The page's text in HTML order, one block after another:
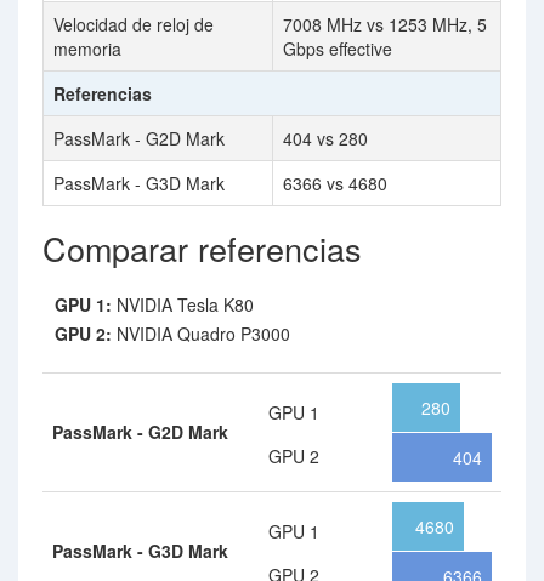
Velocidad de reloj de
memoria
7008 MHz vs 1253 MHz, 5
Gbps effective
Referencias
PassMark - G2D Mark
404 vs 280
PassMark - G3D Mark
6366 vs 4680
Comparar referencias
GPU 1: NVIDIA Tesla K80
GPU 2: NVIDIA Quadro P3000
PassMark - G2D Mark
GPU 1
GPU 2
280
404
PassMark - G3D Mark
GPU 1
GPU 2
4680
6366